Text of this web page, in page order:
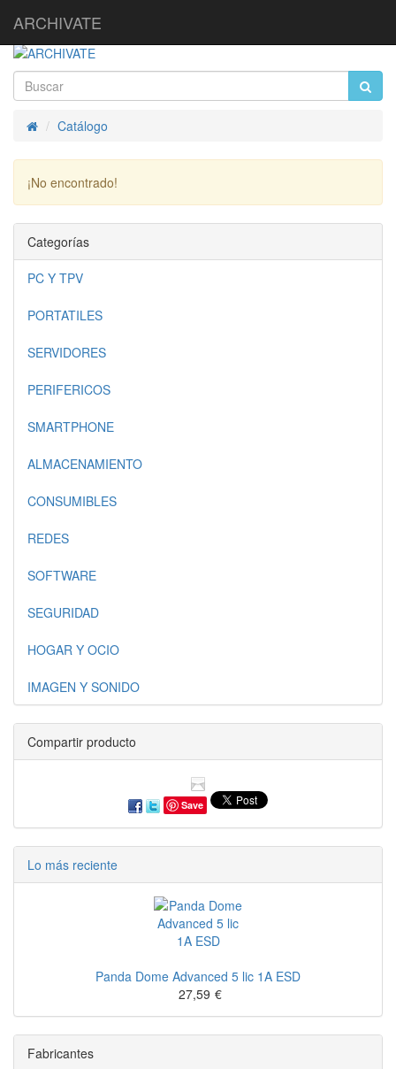
ARCHIVATE
InicioCatálogo
¡No encontrado!
Categorías
PC Y TPV
PORTATILES
SERVIDORES
PERIFERICOS
SMARTPHONE
ALMACENAMIENTO
CONSUMIBLES
REDES
SOFTWARE
SEGURIDAD
HOGAR Y OCIO
IMAGEN Y SONIDO
Compartir producto
Save
Lo más reciente
Panda Dome Advanced 5 lic 1A ESD
27,59 €
Fabricantes